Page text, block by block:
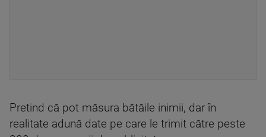
Pretind că pot măsura bătăile inimii, dar în
realitate adună date pe care le trimit către peste